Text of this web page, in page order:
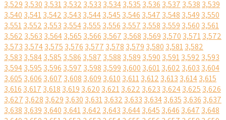
3,529 3,530 3,5313,532 3,533 3,5343,535 3,536 3,537 3,538 3,539
3,540 3,5413,542 3,543 3,5443,545 3,546 3,547 3,548 3,549 3,550
3,5513,552 3,553 3,5543,555 3,556 3,557 3,558 3,559 3,560 3,561
3,562 3,563 3,5643,565 3,566 3,567 3,568 3,569 3,570 3,5713,572
3,573 3,5743,575 3,576 3,577 3,578 3,579 3,580 3,5813,582
3,583 3,5843,585 3,586 3,587 3,588 3,589 3,590 3,5913,592 3,593
3,5943,595 3,596 3,597 3,598 3,599 3,600 3,6013,602 3,603 3,604
3,605 3,606 3,607 3,608 3,609 3,610 3,6113,612 3,613 3,6143,615
3,616 3,617 3,618 3,619 3,620 3,6213,622 3,623 3,6243,625 3,626
3,627 3,628 3,629 3,630 3,6313,632 3,633 3,6343,635 3,636 3,637
3,638 3,639 3,640 3,6413,642 3,643 3,6443,645 3,646 3,647 3,648